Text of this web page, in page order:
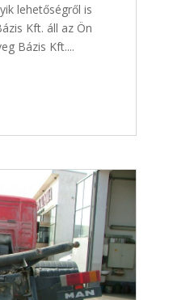
lehetőségről is
Kft. áll az Ön
Bázis Kft....